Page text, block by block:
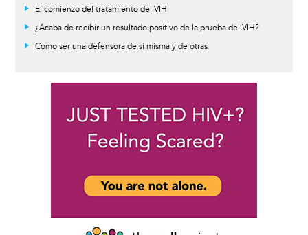
El comienzo del tratamiento del VIH
¿Acaba de recibir un resultado positivo de la prueba del VIH?
Cómo ser una defensora de sí misma y de otras